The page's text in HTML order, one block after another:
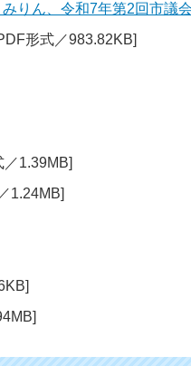
りん、令和7年第2回市議
形式／983.82KB]
／1.39MB]
1.24MB]